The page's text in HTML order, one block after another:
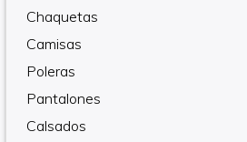
Chaquetas
Camisas
Poleras
Pantalones
Calsados